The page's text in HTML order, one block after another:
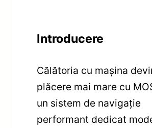
Introducere
Călătoria cu mașina
plăcere mai mare cu
un sistem de navigație
performant dedicat